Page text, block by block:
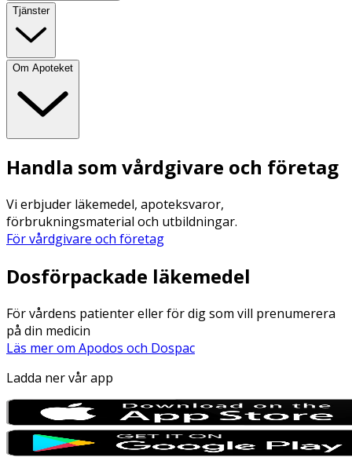
Tjänster
Om Apoteket
Handla som vårdgivare och företag
Vi erbjuder läkemedel, apoteksvaror,
förbrukningsmaterial och utbildningar.
För vårdgivare och företag
Dosförpackade läkemedel
För vårdens patienter eller för dig som vill prenumerera
på din medicin
Läs mer om Apodos och Dospac
Ladda ner vår app